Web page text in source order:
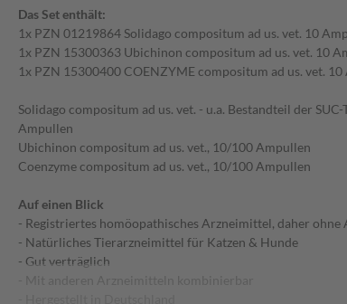
Das Set enthält:
1x PZN 01219864 Solidago compositum ad us. vet. 10
1x PZN 15300363 Ubichinon compositum ad us. vet. 10
1x PZN 15300400 COENZYME compositum ad us. vet.
Solidago compositum ad us. vet. - u.a. Bestandteil der
Ampullen
Ubichinon compositum ad us. vet., 10/100 Ampullen
Coenzyme compositum ad us. vet., 10/100 Ampullen
Auf einen Blick
- Registriertes homöopathisches Arzneimittel, daher
- Natürliches Tierarzneimittel für Katzen & Hunde
- Gut verträglich